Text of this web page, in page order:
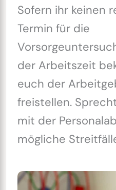
Sofern ihr keinen
Termin für die
der Arbeitszeit
euch der
freistellen.
mit der
mögliche